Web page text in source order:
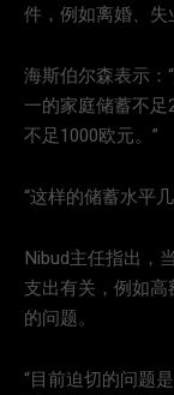
件，例如离婚、失
海斯伯尔森表示：
一的家庭储蓄不
不足1000欧元。”
“这样的储蓄水平
Nibud主任指出，
支出有关，例如
的问题。
“目前迫切的问题